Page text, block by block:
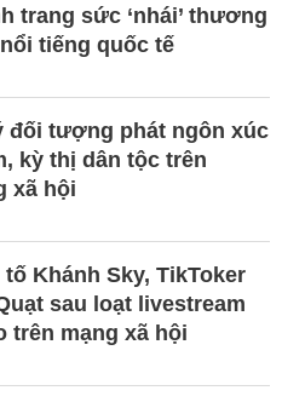
trang sức ‘nhái’ thương
tiếng quốc tế
đối tượng phát ngôn xúc
kỳ thị dân tộc trên
xã hội
Khánh Sky, TikToker
sau loạt livestream
trên mạng xã hội